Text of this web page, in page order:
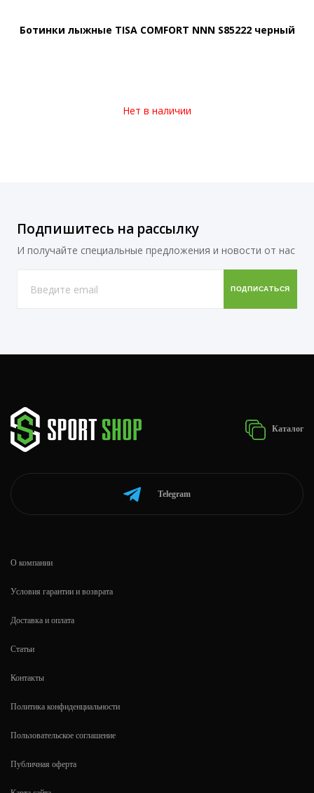
Ботинки лыжные TISA COMFORT NNN S85222 черный
Нет в наличии
Подпишитесь на рассылку
И получайте специальные предложения и новости от нас
Каталог
Telegram
О компании
Условия гарантии и возврата
Доставка и оплата
Статьи
Контакты
Политика конфиденциальности
Пользовательское соглашение
Публичная оферта